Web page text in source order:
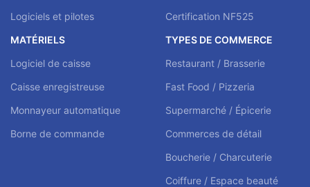
Logiciels et pilotes
Certification NF525
MATÉRIELS
Logiciel de caisse
Caisse enregistreuse
Monnayeur automatique
Borne de commande
TYPES DE COMMERCE
Restaurant / Brasserie
Fast Food / Pizzeria
Supermarché / Épicerie
Commerces de détail
Boucherie / Charcuterie
Coiffure / Espace beauté